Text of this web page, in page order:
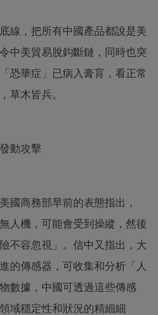
線，把所有中國產品都說是美
中美貿易脫鈎斷鏈，同時也突
恐華症」已病入膏肓，看正常
草木皆兵。
動攻擊
國商務部早前的表態指出，
人機，可能會受到操縱，然後
不容忽視」。信中又指出，大
的傳感器，可收集和分析「人
數據，中國可透過這些傳感
域穩定性和狀況的精細細